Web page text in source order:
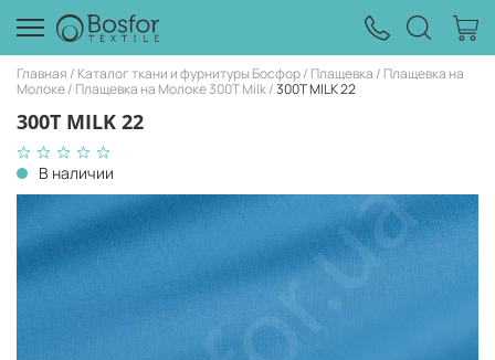
Главная Каталог ткани и фурнитуры Босфор Плащевка
Плащевка на
Молоке Плащевка на Молоке 300T Milk 300T MILK 22
300T MILK 22
В наличии